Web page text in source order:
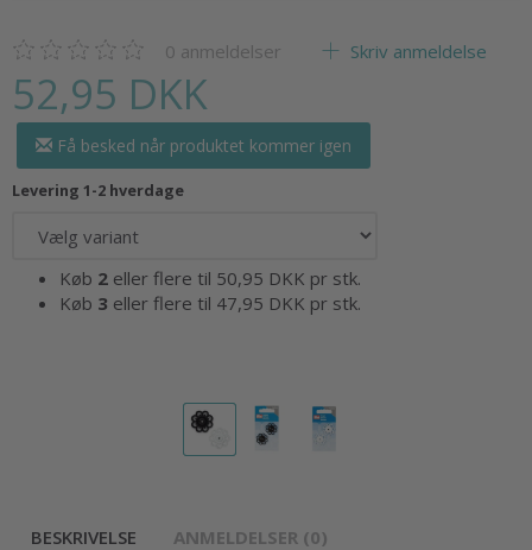
0 anmeldelser Skriv anmeldelse
52,95 DKK
Få besked når produktet kommer igen
Levering 1-2 hverdage
Køb 2 eller flere til 50,95 DKK pr stk.
Køb 3 eller flere til 47,95 DKK pr stk.
BESKRIVELSE ANMELDELSER (0)